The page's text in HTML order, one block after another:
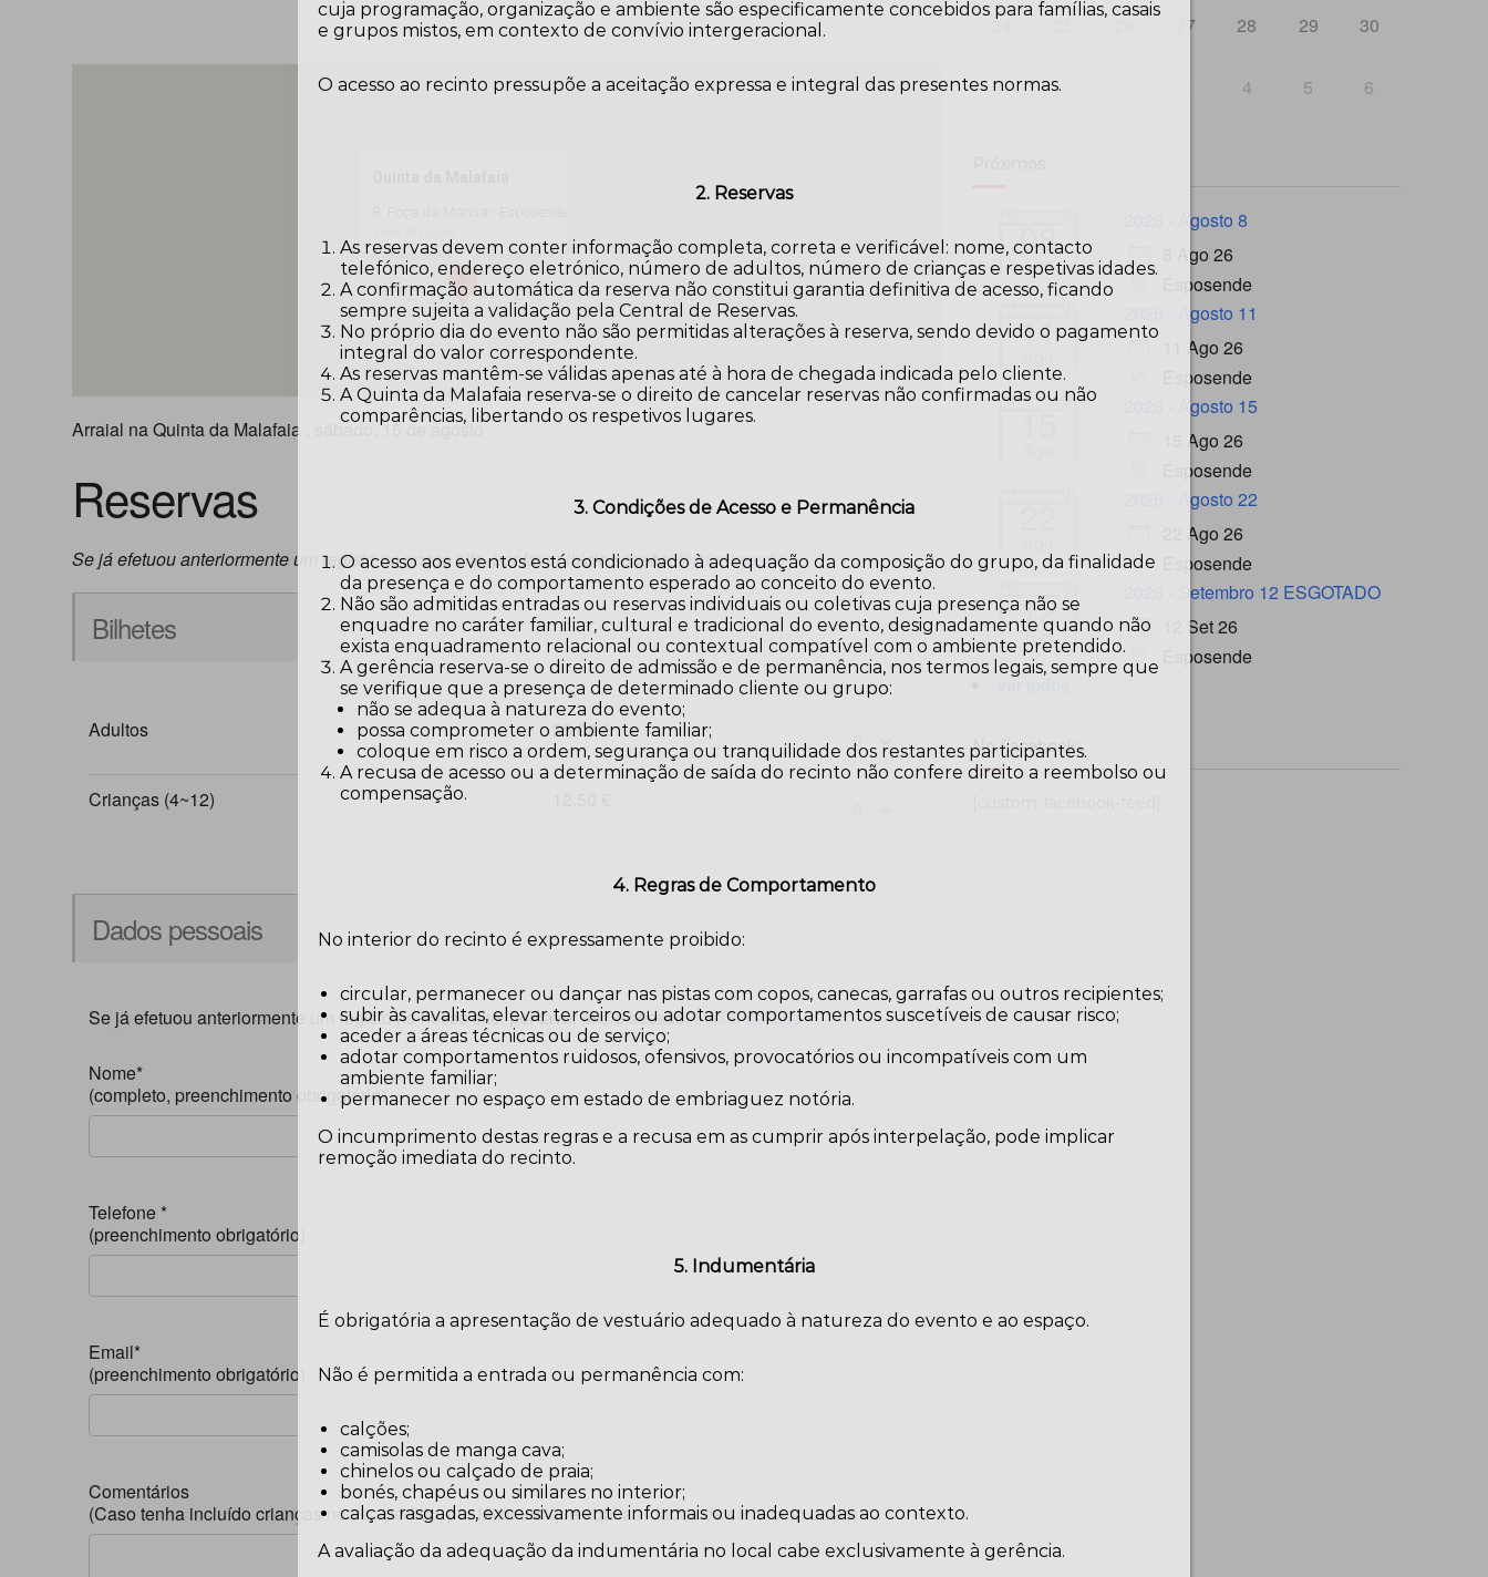
Arraial na Quinta da Malafaia , sábado, 15 de agosto
Reservas
Se já efetuou anteriormente um registo no nosso site, por favor inicie sessão:Iniciar sessão
Bilhetes
Adultos 25,00 €
Crianças (4~12)
Dados pessoais
Se já efetuou anteriormente um registo no nosso site, por favor inicie sessão:Iniciar sessão
Nome*
(completo, preenchimento obrigatório)
Telefone *
(preenchimento obrigatório)
Email*
(preenchimento obrigatório)
Comentários
(Caso tenha incluído crianças no seu pedido, por favor indique aqui as idades de cada uma delas)
24 27 28 29 30
31 1 4 5 6
08
Ago
2026 - Agosto 8
8 Ago 26
Esposende
11
2026 - Agosto 11
11 Ago 26
Esposende
2026 - Agosto 15
15 Ago 26
Esposende
2026 - Agosto 22
22 Ago 26
Esposende
12
Set
2026 - Setembro 12 ESGOTADO
12 Set 26
Esposende
ver todos...
No Facebook…
cuja programação, organização e ambiente são especificamente concebidos para famílias, casais
e grupos mistos, em contexto de convívio intergeracional.
O acesso ao recinto pressupõe a aceitação expressa e integral das presentes normas.
2. Reservas
As reservas devem conter informação completa, correta e verificável: nome, contacto
telefónico, endereço eletrónico, número de adultos, número de crianças e respetivas idades.
A confirmação automática da reserva não constitui garantia definitiva de acesso, ficando
sempre sujeita a validação pela Central de Reservas.
No próprio dia do evento não são permitidas alterações à reserva, sendo devido o pagamento
integral do valor correspondente.
As reservas mantêm-se válidas apenas até à hora de chegada indicada pelo cliente.
A Quinta da Malafaia reserva-se o direito de cancelar reservas não confirmadas ou não
comparências, libertando os respetivos lugares.
3. Condições de Acesso e Permanência
O acesso aos eventos está condicionado à adequação da composição do grupo, da finalidade
da presença e do comportamento esperado ao conceito do evento.
Não são admitidas entradas ou reservas individuais ou coletivas cuja presença não se
enquadre no caráter familiar, cultural e tradicional do evento, designadamente quando não
exista enquadramento relacional ou contextual compatível com o ambiente pretendido.
A gerência reserva-se o direito de admissão e de permanência, nos termos legais, sempre que
se verifique que a presença de determinado cliente ou grupo:
não se adequa à natureza do evento;
possa comprometer o ambiente familiar;
coloque em risco a ordem, segurança ou tranquilidade dos restantes participantes.
A recusa de acesso ou a determinação de saída do recinto não confere direito a reembolso ou
compensação.
4. Regras de Comportamento
No interior do recinto é expressamente proibido:
circular, permanecer ou dançar nas pistas com copos, canecas, garrafas ou outros recipientes;
subir às cavalitas, elevar terceiros ou adotar comportamentos suscetíveis de causar risco;
aceder a áreas técnicas ou de serviço;
adotar comportamentos ruidosos, ofensivos, provocatórios ou incompatíveis com um
ambiente familiar;
permanecer no espaço em estado de embriaguez notória.
O incumprimento destas regras e a recusa em as cumprir após interpelação, pode implicar
remoção imediata do recinto.
5. Indumentária
É obrigatória a apresentação de vestuário adequado à natureza do evento e ao espaço.
Não é permitida a entrada ou permanência com:
calções;
camisolas de manga cava;
chinelos ou calçado de praia;
bonés, chapéus ou similares no interior;
calças rasgadas, excessivamente informais ou inadequadas ao contexto.
A avaliação da adequação da indumentária no local cabe exclusivamente à gerência.